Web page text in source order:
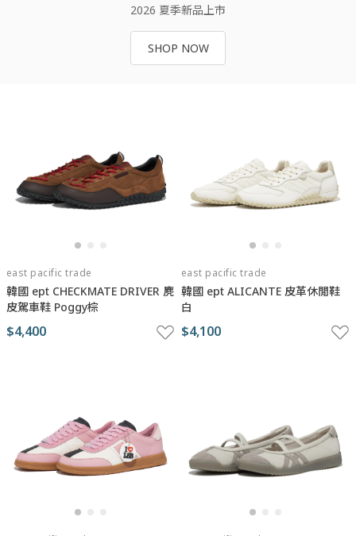
2026 夏季新品上市
SHOP NOW
east pacific trade
韓國 ept CHECKMATE DRIVER 麂
皮駕車鞋 Poggy棕
$4,400
east pacific trade
韓國 ept ALICANTE 皮革休閒鞋
白
$4,100